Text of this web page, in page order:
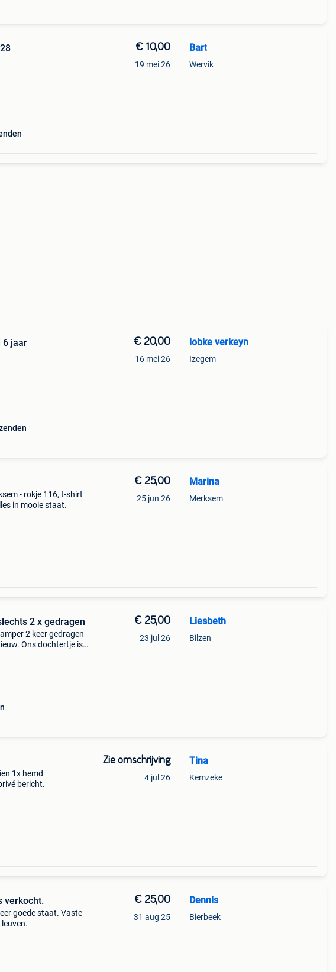
€ 10,00
19 mei 26
Bart
Wervik
6 jaar € 20,00
16 mei 26
lobke verkeyn
Izegem
- rokje 116, t-shirt
in mooie staat.
€ 25,00
25 jun 26
Marina
Merksem
2 x gedragen
2 keer gedragen
Ons dochtertje is
€ 25,00
23 jul 26
Liesbeth
Bilzen
1x hemd
bericht.
Zie omschrijving
4 jul 26
Tina
Kemzeke
verkocht.
goede staat. Vaste
€ 25,00
31 aug 25
Dennis
Bierbeek